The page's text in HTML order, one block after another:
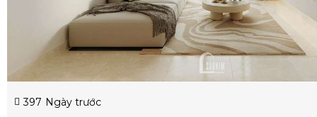
397 Ngày trước